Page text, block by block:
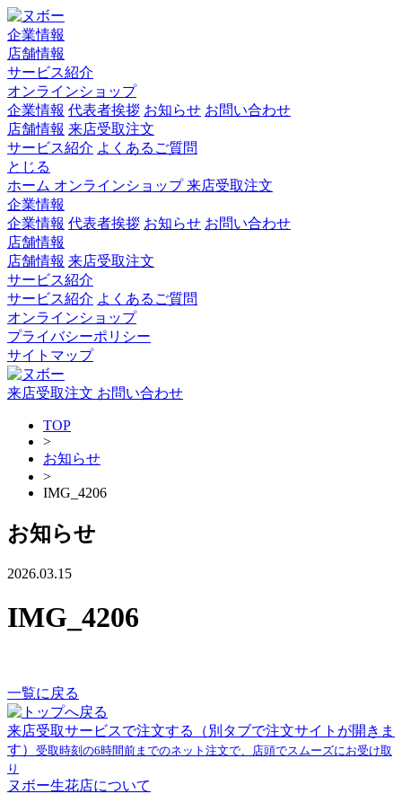
企業情報
店舗情報
サービス紹介
オンラインショップ
企業情報 代表者挨拶 お知らせ お問い合わせ
店舗情報 来店受取注文
サービス紹介 よくあるご質問
とじる
ホーム オンラインショップ来店受取注文
企業情報
企業情報 代表者挨拶 お知らせ お問い合わせ
店舗情報
店舗情報 来店受取注文
サービス紹介
サービス紹介 よくあるご質問
オンラインショップ
プライバシーポリシー
サイトマップ
来店受取注文 お問い合わせ
TOP
>
お知らせ
>
IMG_4206
お知らせ
2026.03.15
IMG_4206
一覧に戻る
来店受取サービスで注文する
（別タブで注文サイトが開きま
す） 受取時刻の6時間前までのネット注文で、店頭でスムーズにお受け取
り
ヌボー生花店について